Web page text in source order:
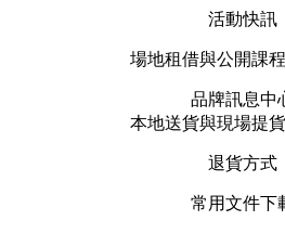
活動快訊
場地租借與公開課
品牌訊息中
本地送貨與現場提
退貨方式
常用文件下